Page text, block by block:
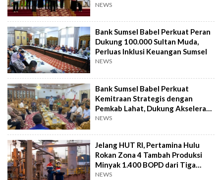
NEWS
Bank Sumsel Babel Perkuat Peran
Dukung 100.000 Sultan Muda,
Perluas Inklusi Keuangan Sumsel
NEWS
Bank Sumsel Babel Perkuat
Kemitraan Strategis dengan
Pemkab Lahat, Dukung Akselerasi
Ekonomi Daerah
NEWS
Jelang HUT RI, Pertamina Hulu
Rokan Zona 4 Tambah Produksi
Minyak 1.400 BOPD dari Tiga
Sumur Baru
NEWS